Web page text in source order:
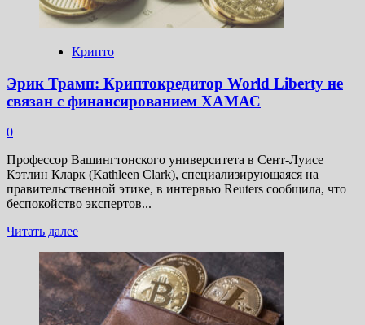
Крипто
Эрик Трамп: Криптокредитор World Liberty не
связан с финансированием ХАМАС
0
Профессор Вашингтонского университета в Сент-Луисе
Кэтлин Кларк (Kathleen Clark), специализирующаяся на
правительственной этике, в интервью Reuters сообщила, что
беспокойство экспертов...
Читать далееПрочитать
о
Эрик
Трамп:
Криптокредитор
World